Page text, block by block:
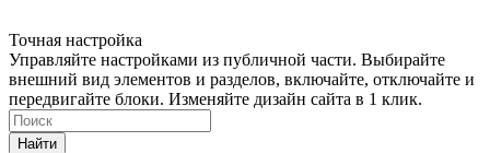
Точная настройка
Управляйте настройками из публичной части. Выбирайте
внешний вид элементов и разделов, включайте, отключайте и
передвигайте блоки. Изменяйте дизайн сайта в 1 клик.
Найти